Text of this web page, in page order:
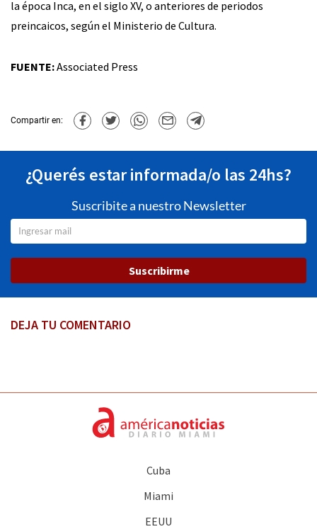
la época Inca, en el siglo XV, o anteriores de periodos
preincaicos, según el Ministerio de Cultura.
FUENTE:Associated Press
Compartir en:
¿Querés estar informada/o las 24hs?
Suscribite a nuestro Newsletter
Suscribirme
DEJA TU COMENTARIO
Cuba
Miami
EEUU